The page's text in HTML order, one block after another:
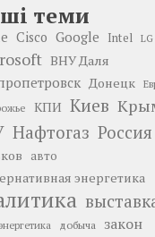
теми
Cisco Google Intel LG
ВНУ Даля
Донецк
КПИ Киев
Нафтогаз Россия
авто
энергетика
добыча закон